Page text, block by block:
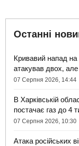
Останні
Кривавий напад на
атакував двох,
07 Серпня 2026, 14:44
В Харківській
постачає газ до 4
07 Серпня 2026, 10:30
Атака російських